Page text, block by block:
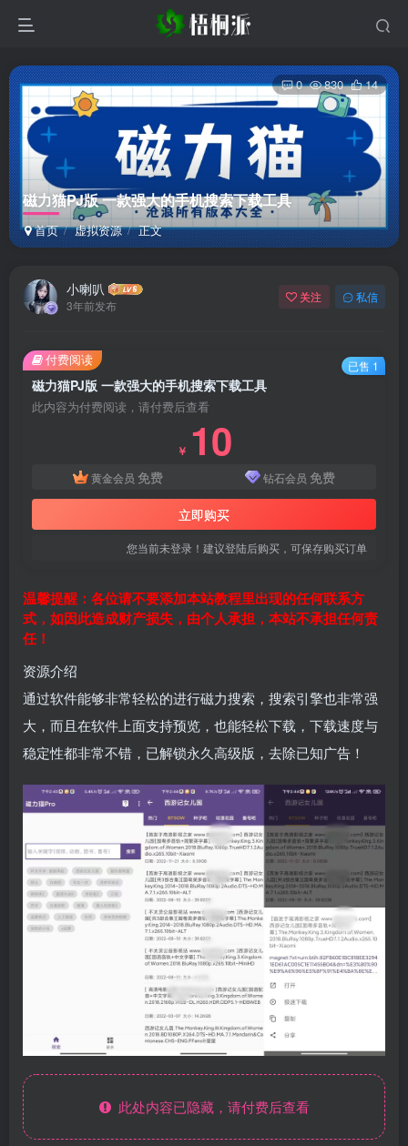
磁力猫PJ版 一款强大的手机搜索下载工具
首页 虚拟资源 正文
0 830 14
小喇叭
3年前发布
关注 私信
磁力猫PJ版 一款强大的手机搜索下载工具
此内容为付费阅读，请付费后查看
￥ 10
黄金会员 免费 钻石会员 免费
立即购买
您当前未登录！建议登陆后购买，可保存购买订单
付费阅读 已售 1
温馨提醒：各位请不要添加本站教程里出现的任何联系方
式，如因此造成财产损失，由个人承担，本站不承担任何责
任！
资源介绍
通过软件能够非常轻松的进行磁力搜索，搜索引擎也非常强
大，而且在软件上面支持预览，也能轻松下载，下载速度与
稳定性都非常不错，已解锁永久高级版，去除已知广告！
此处内容已隐藏，请付费后查看